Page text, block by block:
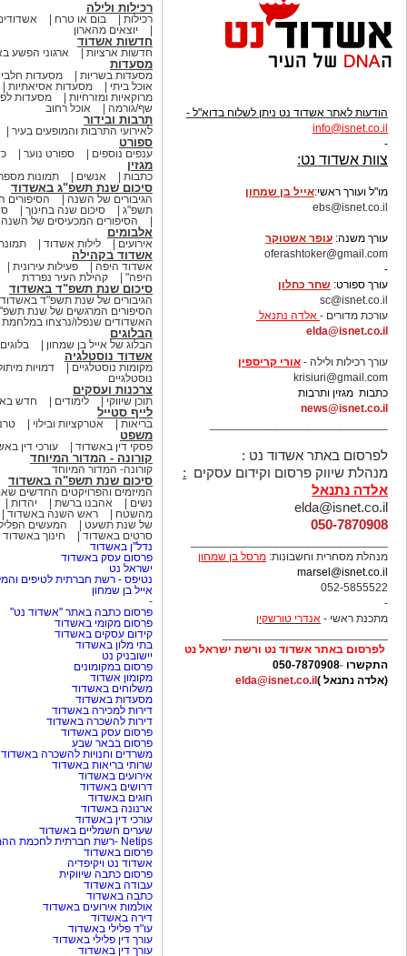
הודעות לאתר אשדוד נט ניתן לשלוח בדוא"ל -
info@isnet.co.i
-
צוות אשדוד נט:
מו"ל ועורך ראשי:אייל בן שמחון
ebs@isnet.co.il
עורך משנה: עופר אשטוקר
oferashtoker@gmail.com
-
עורך ספורט: שחר כחלון
sc@isnet.co.il
עורכת מדורים - אלדה נתנאל
elda@isnet.co.il
עורך רכילות ולילה - אורי קריספין
krisiuri@gmail.com
כתבות מגזין ותרבות
news@isnet.co.il
לפרסום באתר אשדוד נט :
מנהלת שיווק פרסום וקידום עסקים :
אלדה נתנאל
elda@isnet.co.il
050-7870908
מנהלת מסחרית וחשבונות: מרסל בן שמחון
marsel@isnet.co.il
052-5855522
-
מתכנת ראשי - אנדרי טורשקין
לפרסום באתר אשדוד נט ורשת ישראל נט
התקשרו -
050-7870908
(אלדה נתנאל ) elda@isnet.co.il
רכילות ולילה
רכילות בום או טרח
יוצאים מהארון
חדשות אשדוד
חדשות ארציות ארגוני הפשע
מסעדות
מסעדות בשריות
מסעדות
אוכל ביתי
מסעדות אסיאתיות
מרוקאיות ומזרחיות
מסעדות
שף/גורמה
אוכל רחוב
תרבות ובידור
לאירועי התרבות והמופעים בעיר
ספורט
ענפים נוספים ספורט נוער
מגזין
כתבות אנשים תמונות
סיכום שנת תשפ"ג באשדוד
הגיבורים של השנה
תשפ"ג
סיכום שנה בחינוך
הסיפורים המכעיסים של השנה
אלבומים
אירועים לילות אשדוד
אשדוד בקהילה
אשדוד היפה
פעילות עירונית
היפה"
קהילת העיר נפרדת
סיכום שנת תשפ"ד באשדוד
הגיבורים של שנת תשפ"ד
הסיפורים המרגשים של שנת
האשדודים שנפלו/נרצחו במלחמת
הבלוגים
הבלוג של אייל בן שמחון
אשדוד נוסטלגיה
מקומות נוסטלגיים
דמויות
נוסטלגיים
צרכנות ועסקים
תוכן שיווקי לימודים חדש
לייף סטייל
בריאות אטרקציות ובילוי
משפט
פסקי דין באשדוד עורכי דין
קורונה - המדור המיוחד
קורונה- המדור המיוחד
סיכום שנת תשפ"ה באשדוד
המיזמים והפרויקטים החדשים
נשים
אהבנו ברשת
יהדות
מהשטח
ראש השנה באשדוד
של שנת תשעט
המעשים
סרטים באשדוד
חינוך באשדוד
נדל"ן באשדוד
פרסום עסק באשדוד
ישראל נט
נטיפס - רשת חברתית לטיפים
אייל בן שמחון
-
פרסום כתבה באתר "אשדוד נט"
פרסום מקומי באשדוד
קידום עסקים באשדוד
בתי מלון באשדוד
יישובניק נט
פרסום במקומונים
מקומון אשדוד
משלוחים באשדוד
מסעדות באשדוד
דירות למכירה באשדוד
דירות להשכרה באשדוד
פרסום עסק באשדוד
פרסום בבאר שבע
משרדים וחנויות להשכרה באשדוד
שרותי בריאות באשדוד
אירועים באשדוד
דרושים באשדוד
חוגים באשדוד
ארנונה באשדוד
עורכי דין באשדוד
שערים חשמליים באשדוד
Netips -רשת חברתית לחכמת ההמונים
פרסום באשדוד
אשדוד נט ויקיפדיה
פרסום כתבה שיווקית
עבודה באשדוד
כתבה באשדוד
אולמות אירועים באשדוד
דירה באשדוד
עו"ד פלילי באשדוד
עורך דין פלילי באשדוד
עורך דין באשדוד